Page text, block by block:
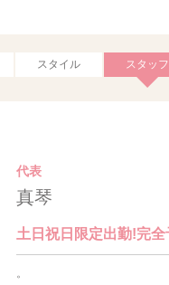
スタイル スタッフ
代表
真琴
土日祝日限定出勤!完全
。